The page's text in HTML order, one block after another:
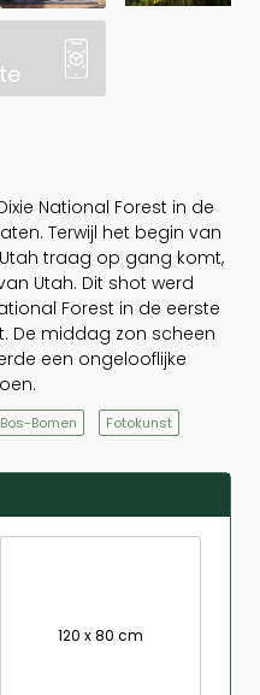
National Forest in de
Terwijl het begin van
traag op gang komt,
Utah. Dit shot werd
Forest in de eerste
De middag zon scheen
een ongelooflijke
Bos-Bomen Fotokunst
120 x 80 cm